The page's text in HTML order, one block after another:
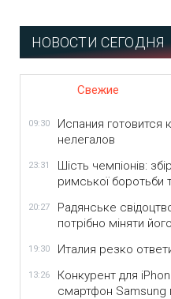
НОВОСТИ СЕГОДНЯ
Свежие
09:30
Испания
нелегалов
23:31
Шість чемпіонів:
римської боротьби
20:27
Радянське
потрібно міняти
19:30 Италия резко
13:26
Конкурент для
смартфон Samsung